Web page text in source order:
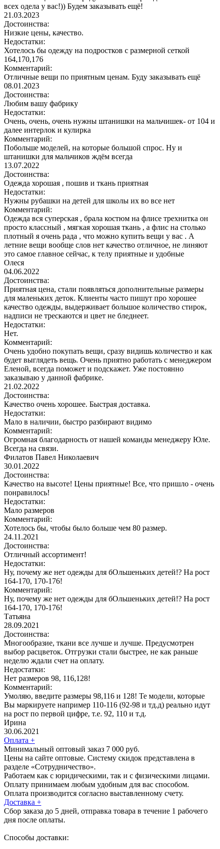
всех одела у вас!)) Будем заказывать ещё!
21.03.2023
Достоинства:
Низкие цены, качество.
Недостатки:
Хотелось бы одежду на подростков с размерной сеткой
164,170,176
Комментарий:
Отличные вещи по приятным ценам. Буду заказывать ещё
08.01.2023
Достоинства:
Любим вашу фабрику
Недостатки:
Очень, очень, очень нужны штанишки на мальчишек- от 104 и
далее интерлок и кулирка
Комментарий:
Побольше моделей, на которые большой спрос. Ну и
штанишки для мальчиков ждём всегда
13.07.2022
Достоинства:
Одежда хорошая , пошив и ткань приятная
Недостатки:
Нужны рубашки на детей для школы их во все нет
Комментарий:
Одежда вся суперская , брала костюм на флисе трехнитка он
просто классный , мягкая хорошая ткань , а флис на столько
плотный я очень рада , что можно купить вещи у вас . А
летние вещи вообще слов нет качество отличное, не линяют
это самое главное сейчас, к телу приятные и удобные
Олеся
04.06.2022
Достоинства:
Приятная цена, стали появляться дополнительные размеры
для маленьких деток. Клиенты часто пишут про хорошее
качество одежды, выдерживает большое количество стирок,
надписи не трескаются и цвет не бледнеет.
Недостатки:
Нет.
Комментарий:
Очень удобно покупать вещи, сразу видишь количество и как
будет выглядеть вещь. Очень приятно работать с менеджером
Еленой, всегда поможет и подскажет. Уже постоянно
заказываю у данной фабрике.
21.02.2022
Достоинства:
Качество очень хорошее. Быстрая доставка.
Недостатки:
Мало в наличии, быстро разбирают видимо
Комментарий:
Огромная благодарность от нашей команды менеджеру Юле.
Всегда на связи.
Филатов Павел Николаевич
30.01.2022
Достоинства:
Качество на высоте! Цены приятные! Все, что пришло - очень
понравилось!
Недостатки:
Мало размеров
Комментарий:
Хотелось бы, чтобы было больше чем 80 размер.
24.11.2021
Достоинства:
Отличный ассортимент!
Недостатки:
Ну, почему же нет одежды для бОльшеньких детей!? На рост
164-170, 170-176!
Комментарий:
Ну, почему же нет одежды для бОльшеньких детей!? На рост
164-170, 170-176!
Татьяна
28.09.2021
Достоинства:
Многообразие, ткани все лучше и лучше. Предусмотрен
выбор расцветок. Отгрузки стали быстрее, не как раньше
неделю ждали счет на оплату.
Недостатки:
Нет размеров 98, 116,128!
Комментарий:
Умоляю, введите размеры 98,116 и 128! Те модели, которые
Вы маркируете например 110-116 (92-98 и тд.д) реально идут
на рост по первой цифре, т.е. 92, 110 и т.д.
Ирина
30.06.2021
Оплата +
Минимальный оптовый заказ 7 000 руб.
Цены на сайте оптовые. Систему скидок представлена в
разделе «Сотрудничество».
Работаем как с юридическими, так и с физическими лицами.
Оплату принимаем любым удобным для вас способом.
Оплата производится согласно выставленному счету.
Доставка +
Сбор заказа до 5 дней, отправка товара в течение 1 рабочего
дня после оплаты.
Способы доставки: